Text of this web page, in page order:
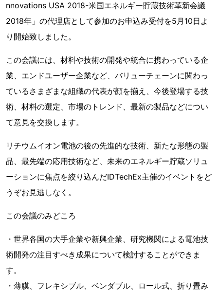
nnovations USA 2018-米国エネルギー貯蔵技術革新会議
2018年」の代理店として参加のお申込み受付を5月10日よ
り開始致しました。
この会議には、材料や技術の開発や統合に携わっている企
業、エンドユーザー企業など、バリューチェーンに関わっ
ているさまざまな組織の代表が顔を揃え、今後登場する技
術、材料の選定、市場のトレンド、最新の製品などについ
て意見を交換します。
リチウムイオン電池の後の先進的な技術、新たな形態の製
品、最先端の応用技術など、未来のエネルギー貯蔵ソリュ
ーションに焦点を絞り込んだIDTechEx主催のイベントをど
うぞお見逃しなく。
この会議のみどころ
・世界各国の大手企業や新興企業、研究機関による電池技
術開発の注目すべき成果について検討することができま
す。
・薄膜、フレキシブル、ベンダブル、ロール式、折り畳み